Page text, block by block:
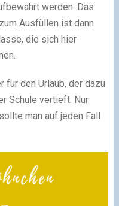
werden. Das
Ausfüllen ist dann
die sich hier
für den Urlaub, der dazu
Schule vertieft. Nur
man auf jeden Fall